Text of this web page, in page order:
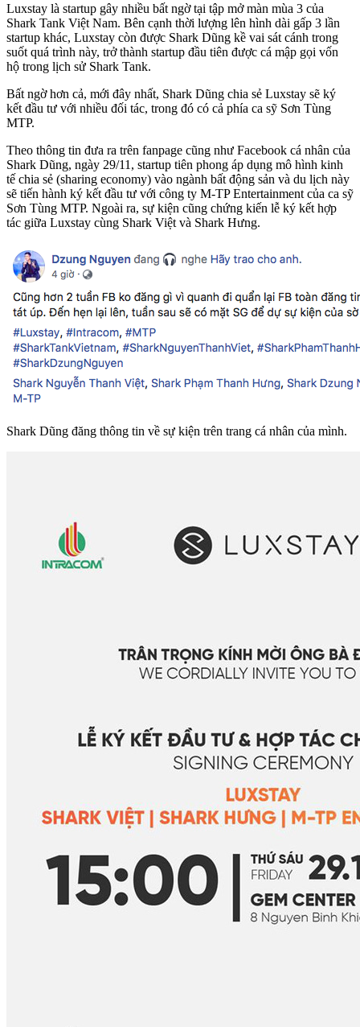
Luxstay là startup gây nhiều bất ngờ tại tập mở màn mùa 3 của
Shark Tank Việt Nam. Bên cạnh thời lượng lên hình dài gấp 3 lần
startup khác, Luxstay còn được Shark Dũng kề vai sát cánh trong
suốt quá trình này, trở thành startup đầu tiên được cá mập gọi vốn
hộ trong lịch sử Shark Tank.
Bất ngờ hơn cả, mới đây nhất, Shark Dũng chia sẻ Luxstay sẽ ký
kết đầu tư với nhiều đối tác, trong đó có cả phía ca sỹ Sơn Tùng
MTP.
Theo thông tin đưa ra trên fanpage cũng như Facebook cá nhân của
Shark Dũng, ngày 29/11, startup tiên phong áp dụng mô hình kinh
tế chia sẻ (sharing economy) vào ngành bất động sản và du lịch này
sẽ tiến hành ký kết đầu tư với công ty M-TP Entertainment của ca sỹ
Sơn Tùng MTP. Ngoài ra, sự kiện cũng chứng kiến lễ ký kết hợp
tác giữa Luxstay cùng Shark Việt và Shark Hưng.
Shark Dũng đăng thông tin về sự kiện trên trang cá nhân của mình.